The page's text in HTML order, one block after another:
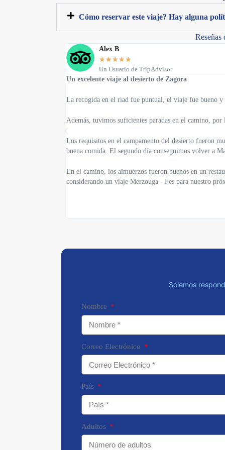
Cómo reservar este viaje? Hay alguna
Reseñas
Alex B
★★★★★
Un Usuario de TripAdvisor
Un excelente viaje al desierto de Zagora
La recogida en el riad fue puntual, el viaje fue bueno
Además, tuvimos suficientes paradas en el camino,
Los requisitos en el campamento del desierto fueron
buena comida. El segundo día conseguimos volver a
En el camino, los almuerzos fueron buenos en un
considerando un viaje Merzouga - Fes para nuestro
Solemos
Nombre
Correo Electrónico
País
Adultos